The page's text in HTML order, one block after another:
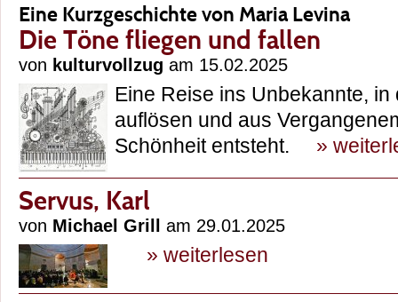
Eine Kurzgeschichte von Maria Levina
Die Töne fliegen und fallen
von kulturvollzug am 15.02.2025
Eine Reise ins Unbekannte,
auflösen und aus
Schönheit entsteht. »
Servus, Karl
von Michael Grill am 29.01.2025
» weiterlesen